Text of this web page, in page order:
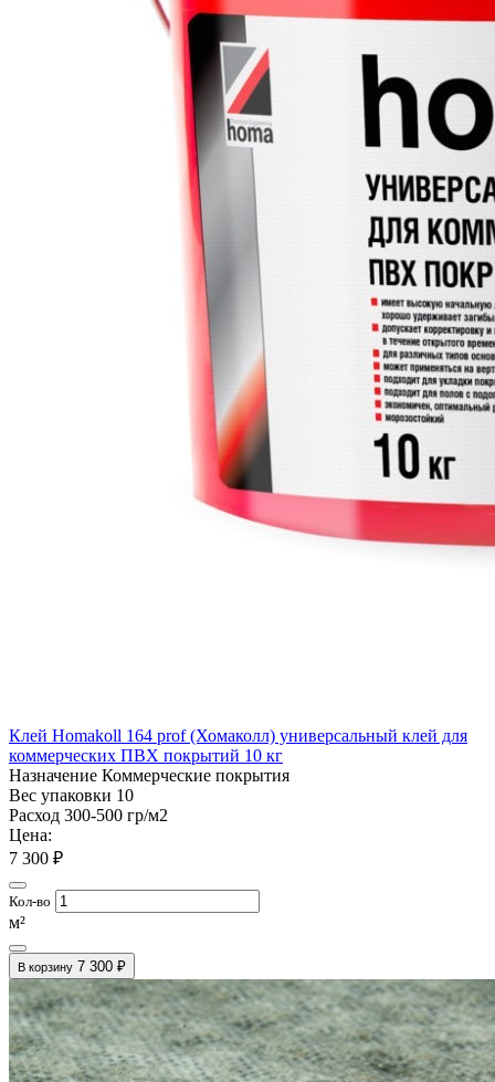
Клей Homakoll 164 prof (Хомаколл) универсальный клей для
коммерческих ПВХ покрытий 10 кг
Назначение Коммерческие покрытия
Вес упаковки 10
Расход 300-500 гр/м2
Цена:
7 300 ₽
Кол-во
м²
В корзину 7 300 ₽